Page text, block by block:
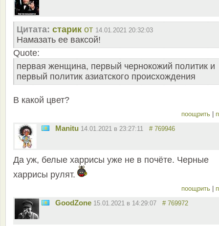
Цитата: старик от 14.01.2021 20:32:03
Намазать ее ваксой!
Quote:
первая женщина, первый чернокожий политик и
первый политик азиатского происхождения
В какой цвет?
поощрить
Manitu 14.01.2021 в 23:27:11 # 769946
Да уж, белые харрисы уже не в почёте. Черные
харрисы рулят.
поощрить
GoodZone 15.01.2021 в 14:29:07 # 769972